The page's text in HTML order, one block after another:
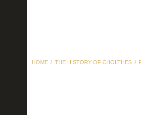
HOME THE HISTORY OF CHOLTHES